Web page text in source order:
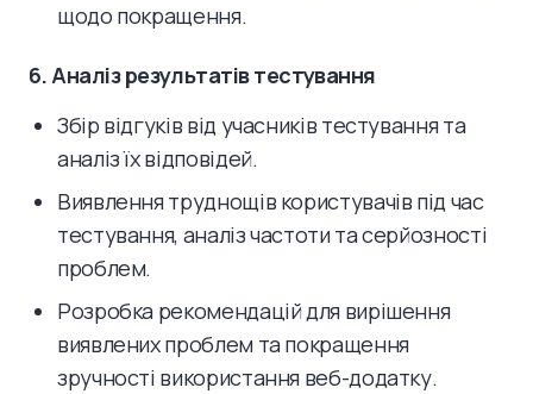
щодо покращення.
6. Аналіз результатів тестування
Збір відгуків від учасників тестування та
аналіз їх відповідей.
Виявлення труднощів користувачів під час
тестування, аналіз частоти та серйозності
проблем.
Розробка рекомендацій для вирішення
виявлених проблем та покращення
зручності використання веб-додатку.